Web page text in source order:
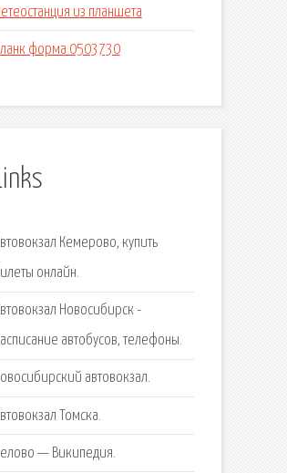
из планшета
форма 0503730
Кемерово, купить
онлайн.
Новосибирск -
автобусов, телефоны.
автовокзал.
Томска.
— Википедия.